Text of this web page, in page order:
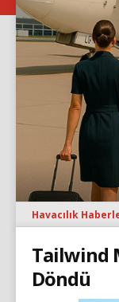
Havacılık
Tailwind
Döndü